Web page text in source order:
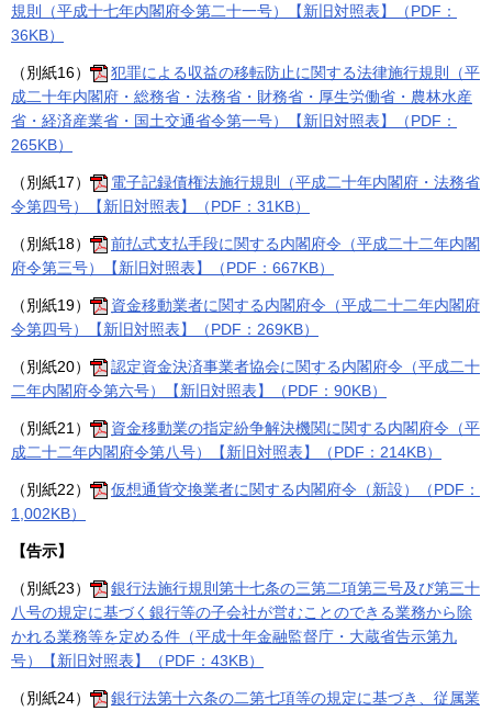
規則（平成十七年内閣府令第二十一号）【新旧対照表】（PDF：
36KB）
（別紙16）
犯罪による収益の移転防止に関する法律施行規則（平
成二十年内閣府・総務省・法務省・財務省・厚生労働省・農林水産
省・経済産業省・国土交通省令第一号）【新旧対照表】（PDF：
265KB）
（別紙17）
電子記録債権法施行規則（平成二十年内閣府・法務省
令第四号）【新旧対照表】（PDF：31KB）
（別紙18）
前払式支払手段に関する内閣府令（平成二十二年内閣
府令第三号）【新旧対照表】（PDF：667KB）
（別紙19）
資金移動業者に関する内閣府令（平成二十二年内閣府
令第四号）【新旧対照表】（PDF：269KB）
（別紙20）
認定資金決済事業者協会に関する内閣府令（平成二十
二年内閣府令第六号）【新旧対照表】（PDF：90KB）
（別紙21）
資金移動業の指定紛争解決機関に関する内閣府令（平
成二十二年内閣府令第八号）【新旧対照表】（PDF：214KB）
（別紙22）
仮想通貨交換業者に関する内閣府令（新設）（PDF：
1,002KB）
【告示】
（別紙23）
銀行法施行規則第十七条の三第二項第三号及び第三十
八号の規定に基づく銀行等の子会社が営むことのできる業務から除
かれる業務等を定める件（平成十年金融監督庁・大蔵省告示第九
号）【新旧対照表】（PDF：43KB）
（別紙24）
銀行法第十六条の二第七項等の規定に基づき、従属業